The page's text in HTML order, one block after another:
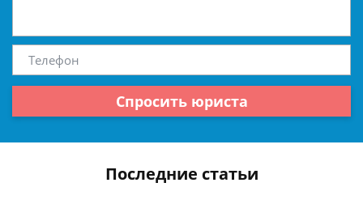
Спросить юриста
Последние статьи